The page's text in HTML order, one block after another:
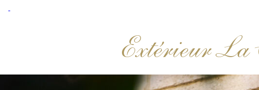
Extérieur La